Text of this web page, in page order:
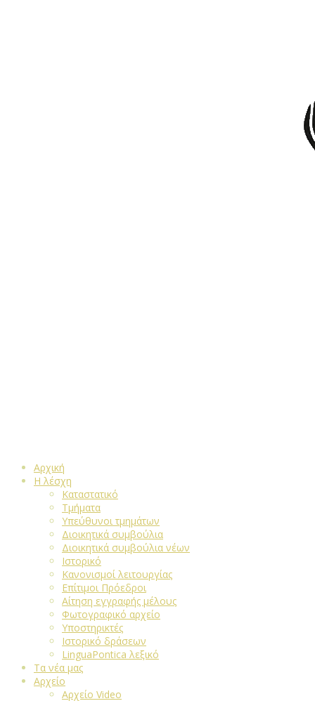
Αρχική
Η λέσχη
Καταστατικό
Τμήματα
Υπεύθυνοι τμημάτων
Διοικητικά συμβούλια
Διοικητικά συμβούλια νέων
Ιστορικό
Κανονισμοί λειτουργίας
Επίτιμοι Πρόεδροι
Αίτηση εγγραφής μέλους
Φωτογραφικό αρχείο
Υποστηρικτές
Ιστορικό δράσεων
LinguaPontica λεξικό
Τα νέα μας
Αρχείο
Αρχείο Video